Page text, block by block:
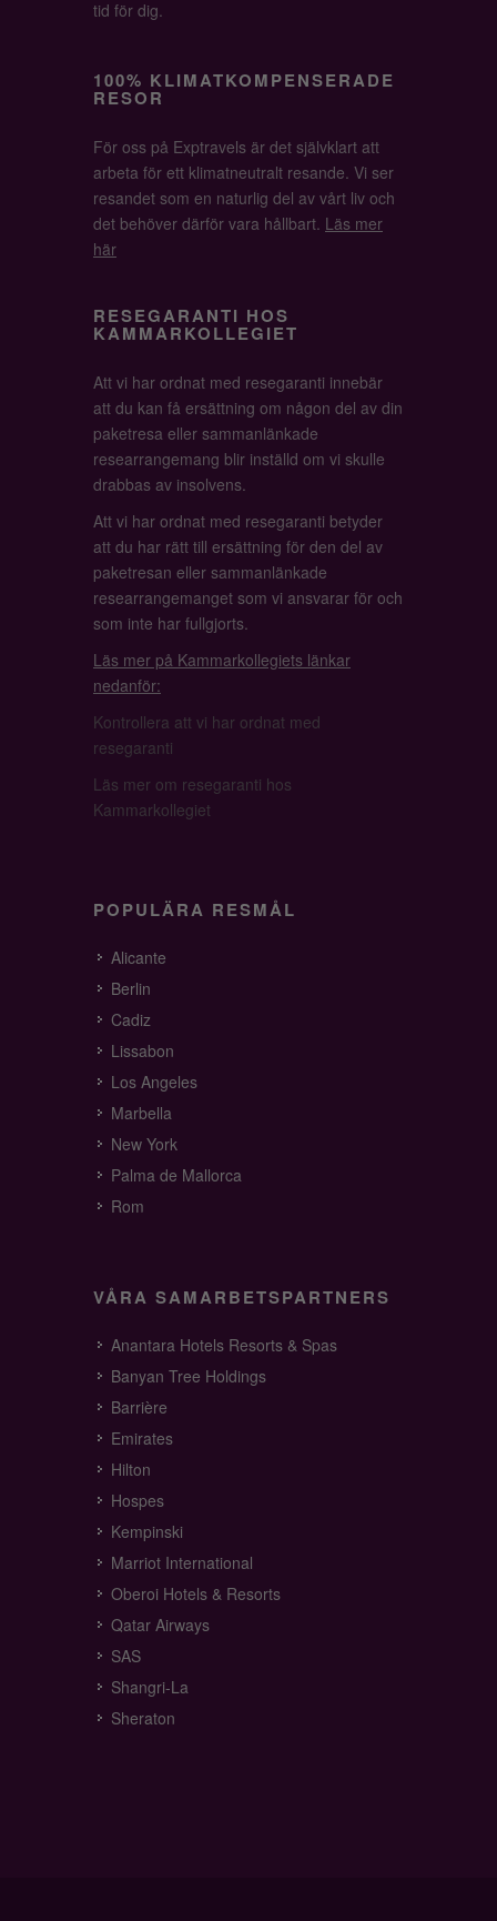
tid för dig.
100% KLIMATKOMPENSERADE
RESOR
För oss på Exptravels är det självklart att
arbeta för ett klimatneutralt resande. Vi ser
resandet som en naturlig del av vårt liv och
det behöver därför vara hållbart. Läs mer
här
RESEGARANTI HOS
KAMMARKOLLEGIET
Att vi har ordnat med resegaranti innebär
att du kan få ersättning om någon del av din
paketresa eller sammanlänkade
researrangemang blir inställd om vi skulle
drabbas av insolvens.
Att vi har ordnat med resegaranti betyder
att du har rätt till ersättning för den del av
paketresan eller sammanlänkade
researrangemanget som vi ansvarar för och
som inte har fullgjorts.
Läs mer på Kammarkollegiets länkar
nedanför:
Kontrollera att vi har ordnat med
resegaranti
Läs mer om resegaranti hos
Kammarkollegiet
POPULÄRA RESMÅL
Alicante
Berlin
Cadiz
Lissabon
Los Angeles
Marbella
New York
Palma de Mallorca
Rom
VÅRA SAMARBETSPARTNERS
Anantara Hotels Resorts & Spas
Banyan Tree Holdings
Barrière
Emirates
Hilton
Hospes
Kempinski
Marriot International
Oberoi Hotels & Resorts
Qatar Airways
SAS
Shangri-La
Sheraton